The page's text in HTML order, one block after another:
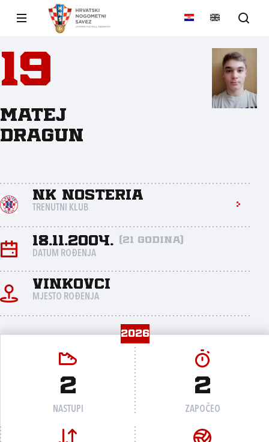
19
Matej
Dragun
NK Nosteria
TRENUTNI KLUB
18.11.2004. (21 godina)
DATUM ROĐENJA
Vinkovci
MJESTO ROĐENJA
2026
2
NASTUPI
2
ZAPOČEO